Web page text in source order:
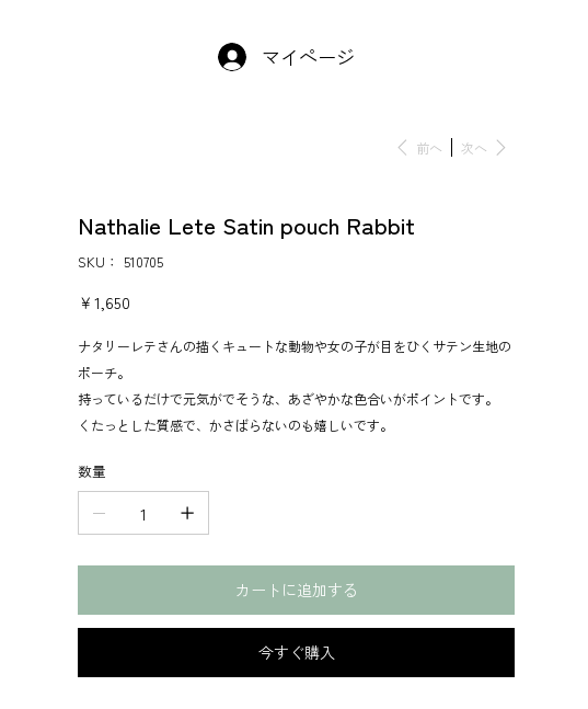
マイページ
前へ 次へ
Nathalie Lete Satin pouch Rabbit
SKU：
SKU：
510705
510705
価
格
￥1,650
ナタリーレテさんの描くキュートな動物や女の子が目をひくサテン生地の
ポーチ。
持っているだけで元気がでそうな、あざやかな色合いがポイントです。
くたっとした質感で、かさばらないのも嬉しいです。
数量
カートに追加する
今すぐ購入